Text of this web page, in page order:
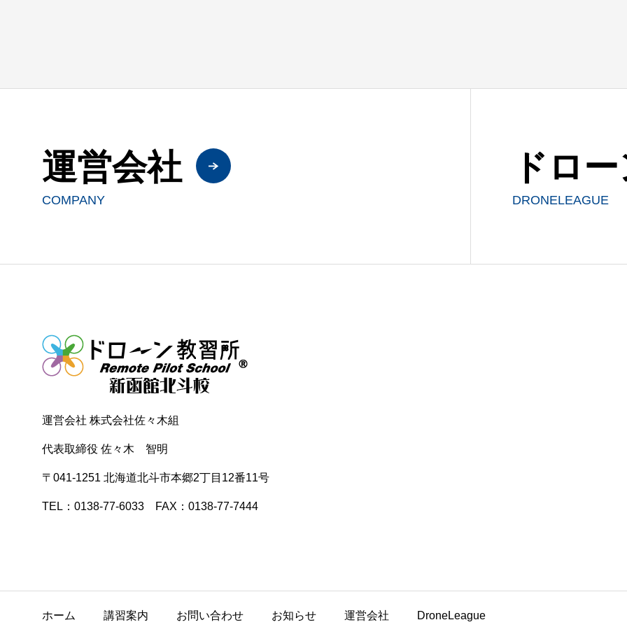
運営会社
COMPANY
ドロ
DRONELEAGUE
運営会社 株式会社佐々木組
代表取締役 佐々木 智明
〒041-1251 北海道北斗市本郷2丁目12番11号
TEL：0138-77-6033 FAX：0138-77-7444
ホーム 講習案内 お問い合わせ お知らせ 運営会社 DroneLeague